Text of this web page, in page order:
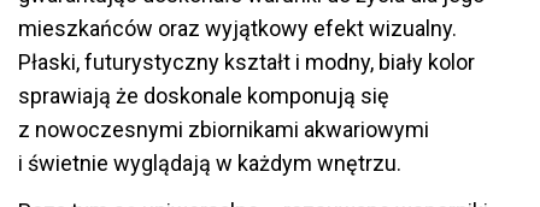
mieszkańców oraz wyjątkowy efekt wizualny.
Płaski, futurystyczny kształt i modny, biały kolor
sprawiają że doskonale komponują się
z nowoczesnymi zbiornikami akwariowymi
i świetnie wyglądają w każdym wnętrzu.